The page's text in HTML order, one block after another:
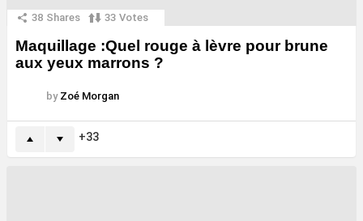
38 Shares 33 Votes
Maquillage :Quel rouge à lèvre pour brune
aux yeux marrons ?
by Zoé Morgan
33